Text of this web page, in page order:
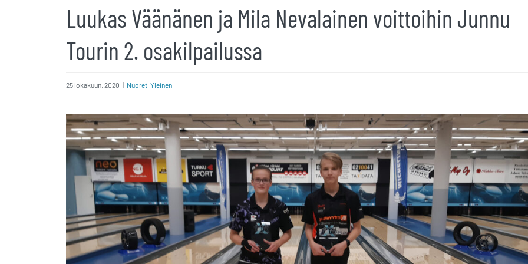
Luukas Väänänen ja Mila Nevalainen voittoihin Junnu
Tourin 2. osakilpailussa
25 lokakuun, 2020 | Nuoret, Yleinen